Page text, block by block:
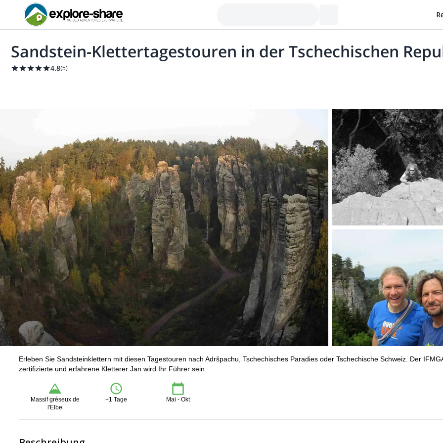
Sandstein-Klettertagestouren in der Tschechischen
4.8(5)
Erleben Sie Sandsteinklettern mit diesen Tagestouren nach Adršpachu, Tschechisches Paradies oder Tschechische Schweiz. Der
zertifizierte und erfahrene Kletterer Jan wird Ihr Führer sein.
Massif gréseux de
l'Elbe
+1 Tage Mai - Okt